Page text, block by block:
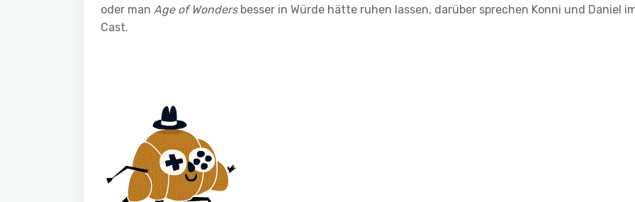
oder man Age of Wondersbesser in Würde hätte ruhen lassen, darüber sprechen Konni und Daniel
Cast.